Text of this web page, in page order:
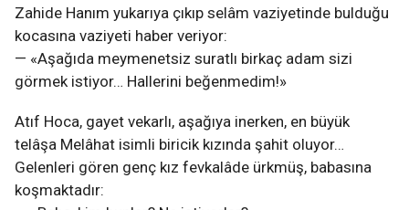
Zahide Hanım yukarıya çıkıp selâm vaziyetinde bulduğu
kocasına vaziyeti haber veriyor:
— «Aşağıda meymenetsiz suratlı birkaç adam sizi
görmek istiyor… Hallerini beğenmedim!»
Atıf Hoca, gayet vekarlı, aşağıya inerken, en büyük
telâşa Melâhat isimli biricik kızında şahit oluyor…
Gelenleri gören genç kız fevkalâde ürkmüş, babasına
koşmaktadır: